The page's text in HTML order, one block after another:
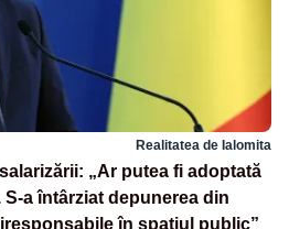
Realitatea de Ialomita
„Ar putea fi adoptată
a întârziat depunerea din
în spaţiul public”